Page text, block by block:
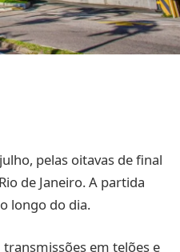
pelas oitavas de final
de Janeiro. A partida
longo do dia.
em telões e